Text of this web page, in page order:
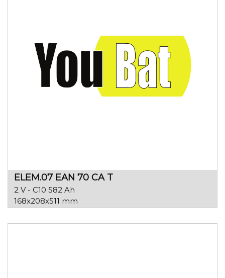
ELEM.07 EAN 70 CA T
2 V - C10 582 Ah
168x208x511 mm